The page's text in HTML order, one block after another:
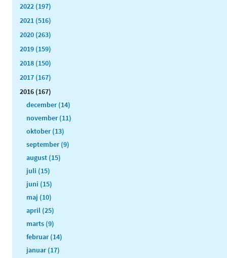
2022 (197)
2021 (516)
2020 (263)
2019 (159)
2018 (150)
2017 (167)
2016 (167)
december (14)
november (11)
oktober (13)
september (9)
august (15)
juli (15)
juni (15)
maj (10)
april (25)
marts (9)
februar (14)
januar (17)